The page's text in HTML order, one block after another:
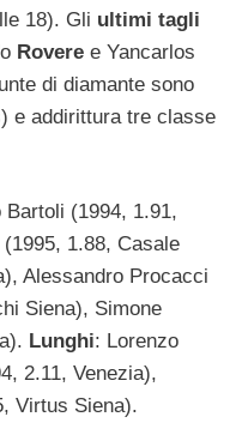
18). Gli ultimi tagli
Rovere e Yancarlos
di diamante sono
e addirittura tre classe
Bartoli (1994, 1.91,
1.88, Casale
Alessandro Procacci
Siena), Simone
Lunghi: Lorenzo
2.11, Venezia),
Virtus Siena).